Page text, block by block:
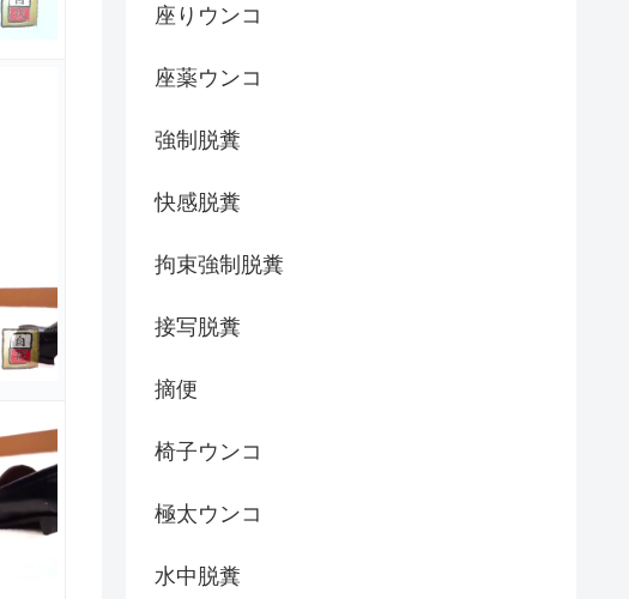
座りウンコ
座薬ウンコ
強制脱糞
快感脱糞
拘束強制脱糞
接写脱糞
摘便
椅子ウンコ
極太ウンコ
水中脱糞